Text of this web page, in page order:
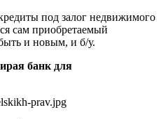
под залог недвижимого
сам приобретаемый
и новым, и б/у.
банк для